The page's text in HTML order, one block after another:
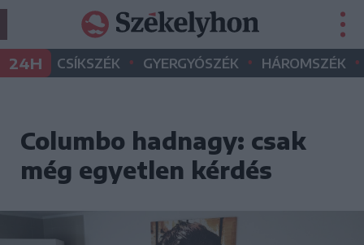
24H CSÍKSZÉK • GYERGYÓSZÉK • HÁROMSZÉK •
Columbo hadnagy: csak
még egyetlen kérdés